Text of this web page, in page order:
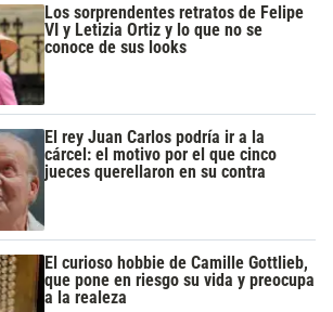
Los sorprendentes retratos de Felipe
VI y Letizia Ortiz y lo que no se
conoce de sus looks
El rey Juan Carlos podría ir a la
cárcel: el motivo por el que cinco
jueces querellaron en su contra
El curioso hobbie de Camille Gottlieb,
que pone en riesgo su vida y preocupa
a la realeza